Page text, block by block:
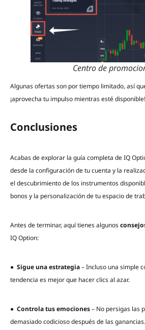
Centro de
Algunas ofertas son por tiempo limitado, así
¡aprovecha tu impulso mientras esté disponible!
Conclusiones
Acabas de explorar la guía completa de IQ
desde la configuración de tu cuenta y la
el descubrimiento de los instrumentos
bonos y la personalización de tu espacio de
Antes de terminar, aquí tienes algunos
IQ Option:
● Sigue una estrategia– Incluso una simple
tendencia es mejor que hacer clics al azar.
● Controla tus emociones– No persigas las
demasiado codicioso después de las ganancias.